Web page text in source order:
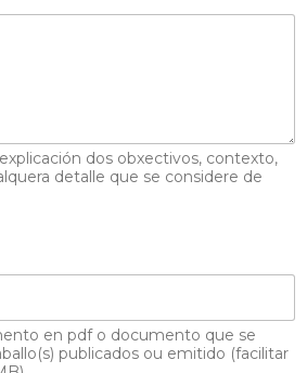
dos obxectivos, contexto,
detalle que se considere de
en pdf o documento que se
publicados ou emitido (facilitar